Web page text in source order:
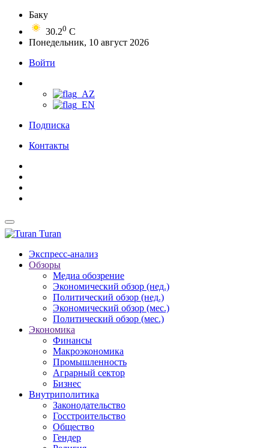
Баку
30.20 C
Понедельник, 10 август 2026
Войти
Подписка
Контакты
Turan
Экспресс-анализ
Обзоры
Медиа обозрение
Экономический обзор (нед.)
Политический обзор (нед.)
Экономический обзор (мес.)
Политический обзор (мес.)
Экономика
Финансы
Макроэкономика
Промышленность
Аграрный сектор
Бизнес
Внутриполитика
Законодательство
Госстроительство
Общество
Гендер